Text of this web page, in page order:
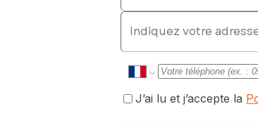
E-mail
J’ai lu et j’accepte la